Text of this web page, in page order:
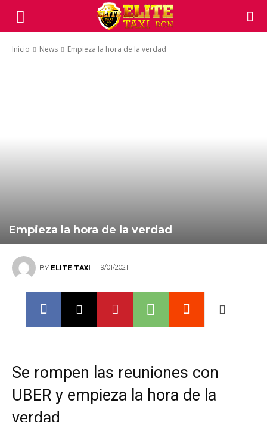
Inicio News Empieza la hora de la verdad
Empieza la hora de la verdad
BY ELITE TAXI 19/01/2021
Se rompen las reuniones con
UBER y empieza la hora de la
verdad